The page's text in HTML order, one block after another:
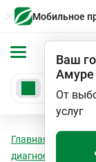
Мобильное
Ваш
Амуре
От
услуг
Главная
диагностика